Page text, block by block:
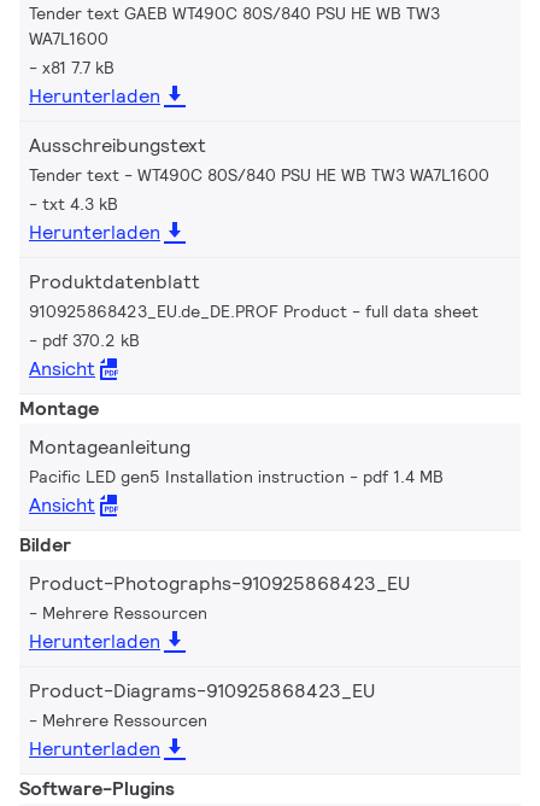
Tender text GAEB WT490C 80S/840 PSU HE WB TW3
WA7L1600
x81 7.7 kB
Herunterladen
Ausschreibungstext
Tender text - WT490C 80S/840 PSU HE WB TW3 WA7L1600
txt 4.3 kB
Herunterladen
Produktdatenblatt
910925868423_EU.de_DE.PROF Product - full data sheet
pdf 370.2 kB
Ansicht
Montage
Montageanleitung
Pacific LED gen5 Installation instruction pdf 1.4 MB
Ansicht
Bilder
Product-Photographs-910925868423_EU
Mehrere Ressourcen
Herunterladen
Product-Diagrams-910925868423_EU
Mehrere Ressourcen
Herunterladen
Software-Plugins